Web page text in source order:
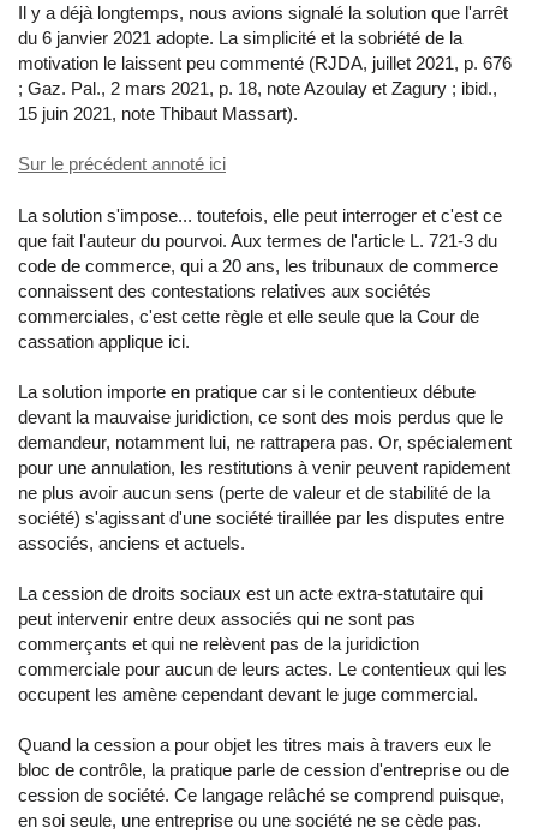
Il y a déjà longtemps, nous avions signalé la solution que l'arrêt
du 6 janvier 2021 adopte. La simplicité et la sobriété de la
motivation le laissent peu commenté (RJDA, juillet 2021, p. 676
; Gaz. Pal., 2 mars 2021, p. 18, note Azoulay et Zagury ; ibid.,
15 juin 2021, note Thibaut Massart).
Sur le précédent annoté ici
La solution s'impose... toutefois, elle peut interroger et c'est ce
que fait l'auteur du pourvoi. Aux termes de l'article L. 721-3 du
code de commerce, qui a 20 ans, les tribunaux de commerce
connaissent des contestations relatives aux sociétés
commerciales, c'est cette règle et elle seule que la Cour de
cassation applique ici.
La solution importe en pratique car si le contentieux débute
devant la mauvaise juridiction, ce sont des mois perdus que le
demandeur, notamment lui, ne rattrapera pas. Or, spécialement
pour une annulation, les restitutions à venir peuvent rapidement
ne plus avoir aucun sens (perte de valeur et de stabilité de la
société) s'agissant d'une société tiraillée par les disputes entre
associés, anciens et actuels.
La cession de droits sociaux est un acte extra-statutaire qui
peut intervenir entre deux associés qui ne sont pas
commerçants et qui ne relèvent pas de la juridiction
commerciale pour aucun de leurs actes. Le contentieux qui les
occupent les amène cependant devant le juge commercial.
Quand la cession a pour objet les titres mais à travers eux le
bloc de contrôle, la pratique parle de cession d'entreprise ou de
cession de société. Ce langage relâché se comprend puisque,
en soi seule, une entreprise ou une société ne se cède pas.